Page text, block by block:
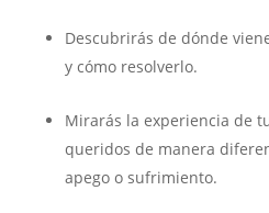
Descubrirás de dónde
y cómo resolverlo.
Mirarás la experiencia de
queridos de manera
apego o sufrimiento.